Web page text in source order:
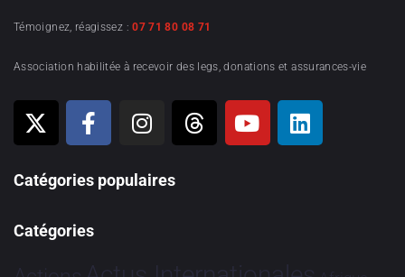
Témoignez, réagissez :07 71 80 08 71
Association habilitée à recevoir des legs, donations et assurances-vie
Catégories populaires
Catégories